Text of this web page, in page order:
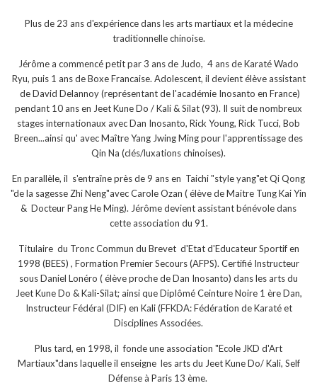
Plus de 23 ans d'expérience dans les arts martiaux et la médecine
traditionnelle chinoise.
Jérôme a commencé petit par 3 ans de Judo, 4 ans de Karaté Wado
Ryu, puis 1 ans de Boxe Francaise. Adolescent, il devient élève assistant
de David Delannoy (représentant de l'académie Inosanto en France)
pendant 10 ans en Jeet Kune Do / Kali & Silat (93). Il suit de nombreux
stages internationaux avec Dan Inosanto, Rick Young, Rick Tucci, Bob
Breen...ainsi qu' avec Maître Yang Jwing Ming pour l'apprentissage des
Qin Na (clés/luxations chinoises).
En parallèle, il s'entraîne près de 9 ans en Taichi "style yang"et Qi Qong
"de la sagesse Zhi Neng"avec Carole Ozan ( élève de Maitre Tung Kai Yin
& Docteur Pang He Ming). Jérôme devient assistant bénévole dans
cette association du 91.
Titulaire du Tronc Commun du Brevet d'Etat d'Educateur Sportif en
1998 (BEES) , Formation Premier Secours (AFPS). Certifié Instructeur
sous Daniel Lonéro ( élève proche de Dan Inosanto) dans les arts du
Jeet Kune Do & Kali-Silat; ainsi que Diplômé Ceinture Noire 1 ère Dan,
Instructeur Fédéral (DIF) en Kali (FFKDA: Fédération de Karaté et
Disciplines Associées.
Plus tard, en 1998, il fonde une association "Ecole JKD d'Art
Martiaux"dans laquelle il enseigne les arts du Jeet Kune Do/ Kali, Self
Défense à Paris 13 ème.